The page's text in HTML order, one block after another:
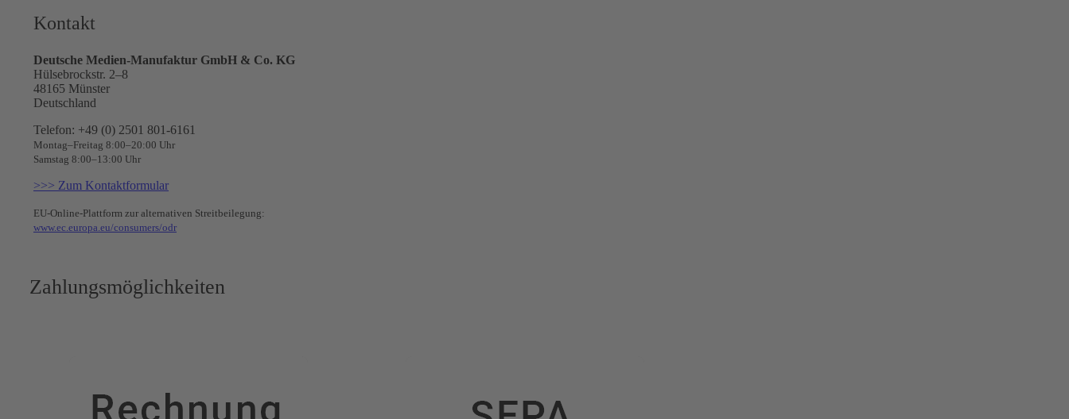
Kontakt
Deutsche Medien-Manufaktur GmbH & Co. KG
Hülsebrockstr. 2–8
48165 Münster
Deutschland
Telefon: +49 (0) 2501 801-6161
Montag–Freitag 8:00–20:00 Uhr
Samstag 8:00–13:00 Uhr
>>> Zum Kontaktformular
EU-Online-Plattform zur alternativen Streitbeilegung:
www.ec.europa.eu/consumers/odr
Zahlungsmöglichkeiten